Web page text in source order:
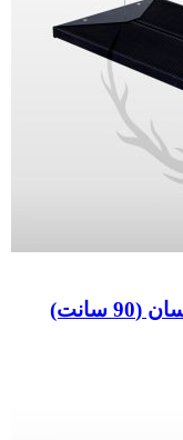
نور سری SOL مدل D900 برند آکواسان (90 سانت)